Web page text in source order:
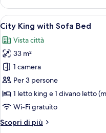
2
letti
queen
(Alcove)
Apri
tutte
le
foto
per
City
King
with
Bed
5
City King with Sofa Bed
Vista città
33 m²
1 camera
Per 3 persone
1 letto king e 1 divano letto
Wi-Fi gratuito
Scopri di più
Altri